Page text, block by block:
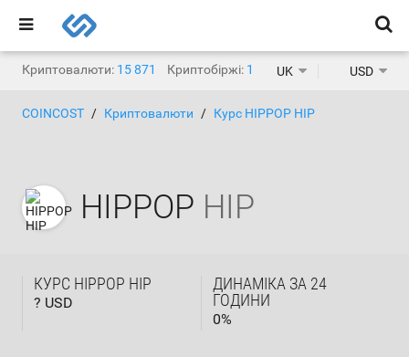
Криптовалюти: 15 871 Криптобіржі: 1 468UK USD
COINCOST Криптовалюти Курс HIPPOP HIP
HIPPOP HIP
КУРС HIPPOP HIP
? USD
ДИНАМІКА ЗА 24
ГОДИНИ
0%